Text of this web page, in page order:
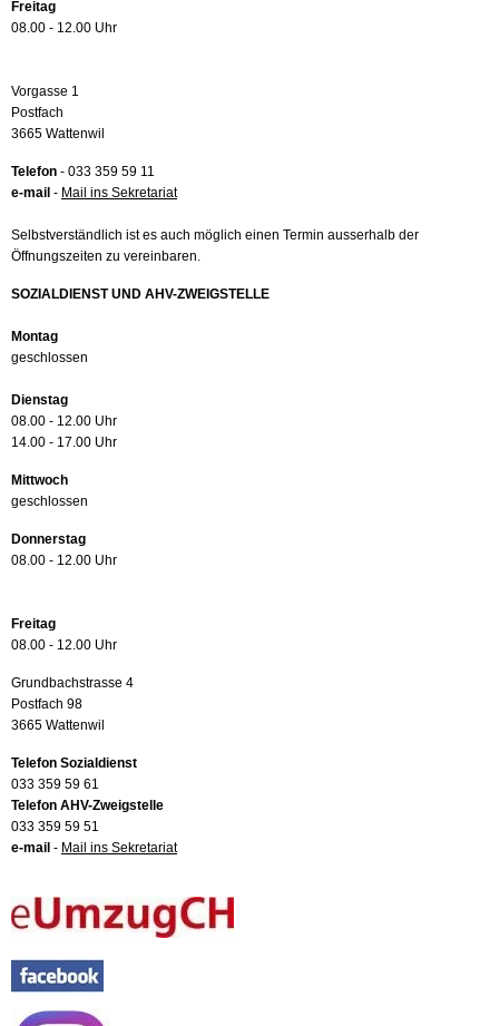
Freitag
08.00 - 12.00 Uhr
Vorgasse 1
Postfach
3665 Wattenwil
Telefon - 033 359 59 11
e-mail - Mail ins Sekretariat
Selbstverständlich ist es auch möglich einen Termin ausserhalb der
Öffnungszeiten zu vereinbaren.
SOZIALDIENST UND AHV-ZWEIGSTELLE
Montag
geschlossen
Dienstag
08.00 - 12.00 Uhr
14.00 - 17.00 Uhr
Mittwoch
geschlossen
Donnerstag
08.00 - 12.00 Uhr
Freitag
08.00 - 12.00 Uhr
Grundbachstrasse 4
Postfach 98
3665 Wattenwil
Telefon Sozialdienst
033 359 59 61
Telefon AHV-Zweigstelle
033 359 59 51
e-mail - Mail ins Sekretariat